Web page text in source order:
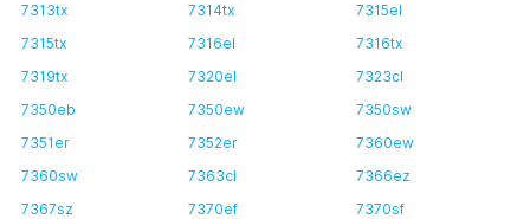
7313tx
7314tx
7315el
7315tx
7316el
7316tx
7319tx
7320el
7323cl
7350eb
7350ew
7350sw
7351er
7352er
7360ew
7360sw
7363cl
7366ez
7367sz
7370ef
7370sf